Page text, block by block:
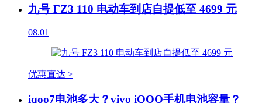
九号 FZ3 110 电动车到店自提低至 4699 元
08.01
优惠直达 >
iqoo7电池多大？vivo iQOO手机电池容量？